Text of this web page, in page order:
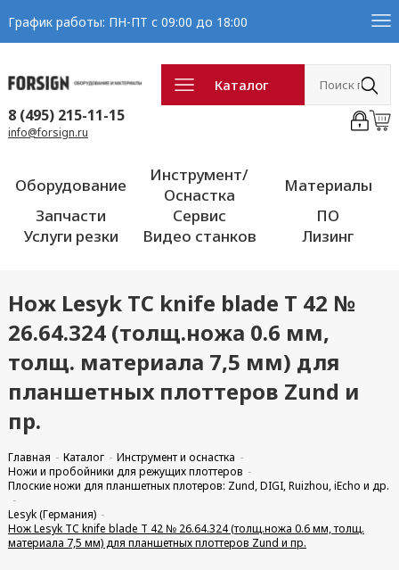
График работы: ПН-ПТ с 09:00 до 18:00
Каталог
8 (495) 215-11-15
info@forsign.ru
Оборудование
Инструмент/
Оснастка
Материалы
Запчасти
Сервис
ПО
Услуги резки
Видео станков Лизинг
Нож Lesyk TC knife blade T 42 №
26.64.324 (толщ.ножа 0.6 мм,
толщ. материала 7,5 мм) для
планшетных плоттеров Zund и
пр.
Главная Каталог
Инструмент и оснастка
Ножи и пробойники для режущих плоттеров
Плоские ножи для планшетных плотеров: Zund, DIGI, Ruizhou, iEcho и др.
Lesyk (Германия)
Нож Lesyk TC knife blade T 42 № 26.64.324 (толщ.ножа 0.6 мм, толщ.
материала 7,5 мм) для планшетных плоттеров Zund и пр.